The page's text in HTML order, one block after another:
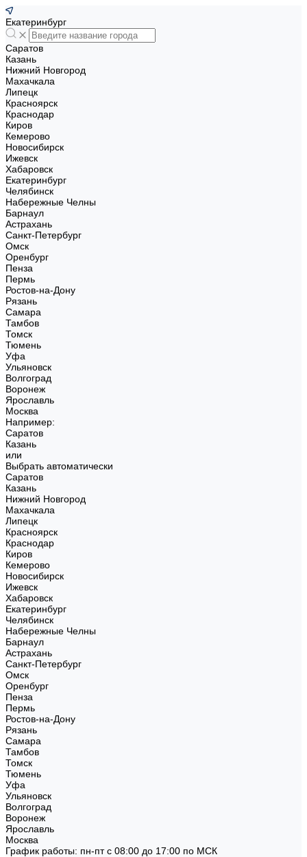
Екатеринбург
Саратов
Казань
Нижний Новгород
Махачкала
Липецк
Красноярск
Краснодар
Киров
Кемерово
Новосибирск
Ижевск
Хабаровск
Екатеринбург
Челябинск
Набережные Челны
Барнаул
Астрахань
Санкт-Петербург
Омск
Оренбург
Пенза
Пермь
Ростов-на-Дону
Рязань
Самара
Тамбов
Томск
Тюмень
Уфа
Ульяновск
Волгоград
Воронеж
Ярославль
Москва
Например:
Саратов
Казань
или
Выбрать автоматически
Саратов
Казань
Нижний Новгород
Махачкала
Липецк
Красноярск
Краснодар
Киров
Кемерово
Новосибирск
Ижевск
Хабаровск
Екатеринбург
Челябинск
Набережные Челны
Барнаул
Астрахань
Санкт-Петербург
Омск
Оренбург
Пенза
Пермь
Ростов-на-Дону
Рязань
Самара
Тамбов
Томск
Тюмень
Уфа
Ульяновск
Волгоград
Воронеж
Ярославль
Москва
График работы: пн-пт с 08:00 до 17:00 по МСК